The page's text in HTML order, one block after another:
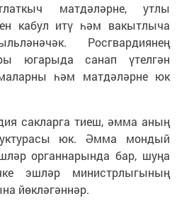
матдәләрне, утлы
кабул итү һәм вакытлыча
Росгвардиянең
югарыда санап үтелгән
һәм матдәләрне юк
сакларга тиеш, әмма аның
юк. Әмма мондый
органнарында бар, шуңа
эшләр министрлыгының
йөкләгәннәр.